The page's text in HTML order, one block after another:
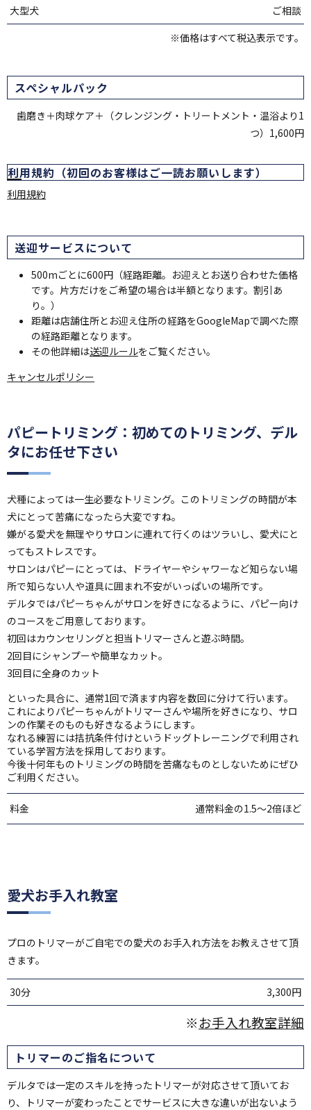
大型犬
ご相談
※価格はすべて税込表示です。
スペシャルパック
歯磨き＋肉球ケア＋（クレンジング・トリートメント・温浴より1
つ）1,600円
利用規約（初回のお客様はご一読お願いします）
利用規約
送迎サービスについて
500mごとに600円（経路距離。お迎えとお送り合わせた価格
です。片方だけをご希望の場合は半額となります。割引あ
り。）
距離は店舗住所とお迎え住所の経路をGoogleMapで調べた際
の経路距離となります。
その他詳細は送迎ルールをご覧ください。
キャンセルポリシー
パピートリミング：初めてのトリミング、デル
タにお任せ下さい
犬種によっては一生必要なトリミング。このトリミングの時間が本
犬にとって苦痛になったら大変ですね。
嫌がる愛犬を無理やりサロンに連れて行くのはツラいし、愛犬にと
ってもストレスです。
サロンはパピーにとっては、ドライヤーやシャワーなど知らない場
所で知らない人や道具に囲まれ不安がいっぱいの場所です。
デルタではパピーちゃんがサロンを好きになるように、パピー向け
のコースをご用意しております。
初回はカウンセリングと担当トリマーさんと遊ぶ時間。
2回目にシャンプーや簡単なカット。
3回目に全身のカット
といった具合に、通常1回で済ます内容を数回に分けて行います。
これによりパピーちゃんがトリマーさんや場所を好きになり、サロ
ンの作業そのものも好きなるようにします。
なれる練習には拮抗条件付けというドッグトレーニングで利用され
ている学習方法を採用しております。
今後十何年ものトリミングの時間を苦痛なものとしないためにぜひ
ご利用ください。
料金 通常料金の1.5～2倍ほど
愛犬お手入れ教室
プロのトリマーがご自宅での愛犬のお手入れ方法をお教えさせて頂
きます。
30分 3,300円
※お手入れ教室詳細
トリマーのご指名について
デルタでは一定のスキルを持ったトリマーが対応させて頂いてお
り、トリマーが変わったことでサービスに大きな違いが出ないよう